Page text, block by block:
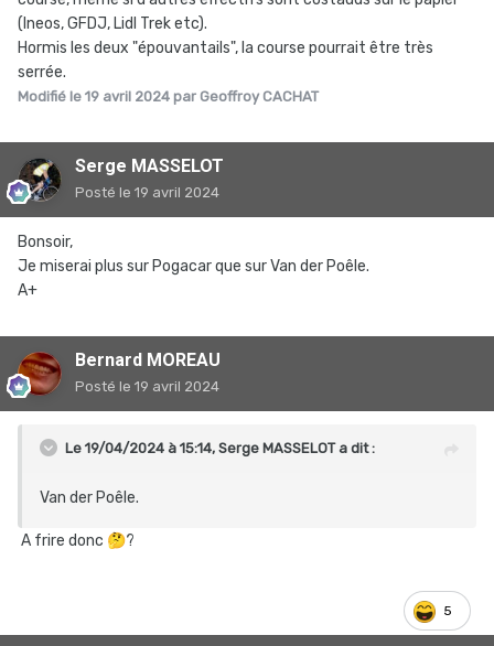
(Ineos, GFDJ, Lidl Trek etc).
Hormis les deux "épouvantails", la course pourrait être très
serrée.
Modifié le 19 avril 2024 par Geoffroy CACHAT
Serge MASSELOT
Posté le 19 avril 2024
Bonsoir,
Je miserai plus sur Pogacar que sur Van der Poêle.
A+
Bernard MOREAU
Posté le 19 avril 2024
Le 19/04/2024 à 15:14, Serge MASSELOTa dit :
Van der Poêle.
A frire donc 🤔?
5